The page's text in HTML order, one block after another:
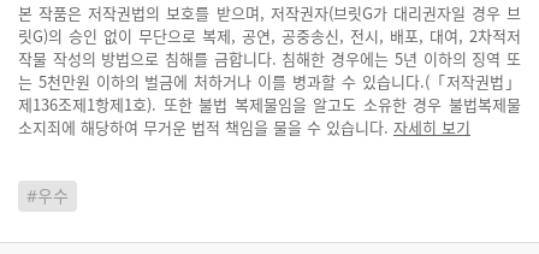
본 작품은 저작권법의 보호를 받으며, 저작권자(브릿G가 대리권자일 경우 브
릿G)의 승인 없이 무단으로 복제, 공연, 공중송신, 전시, 배포, 대여, 2차적저
작물 작성의 방법으로 침해를 금합니다. 침해한 경우에는 5년 이하의 징역 또
는 5천만원 이하의 벌금에 처하거나 이를 병과할 수 있습니다.(「저작권법」
제136조제1항제1호). 또한 불법 복제물임을 알고도 소유한 경우 불법복제물
소지죄에 해당하여 무거운 법적 책임을 물을 수 있습니다. 자세히 보기
#우수